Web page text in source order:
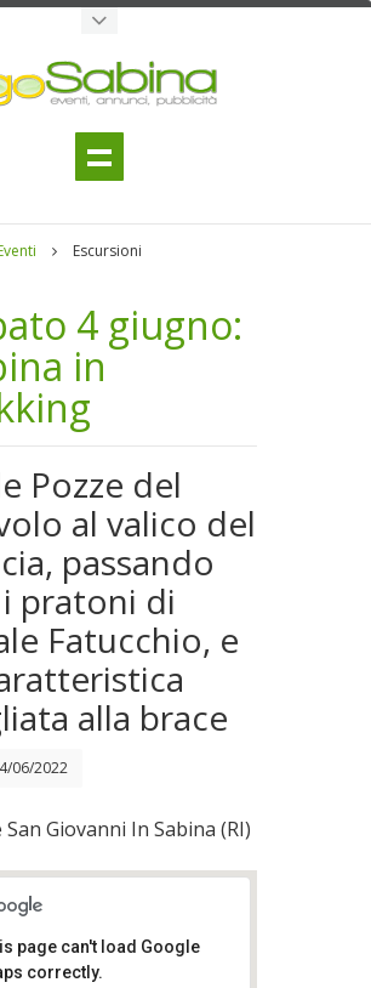
Escursioni
4 giugno:
in
Pozze del
al valico del
passando
pratoni di
Fatucchio, e
alla brace
06/2022
Giovanni In Sabina (RI)
page can't load Google
correctly.